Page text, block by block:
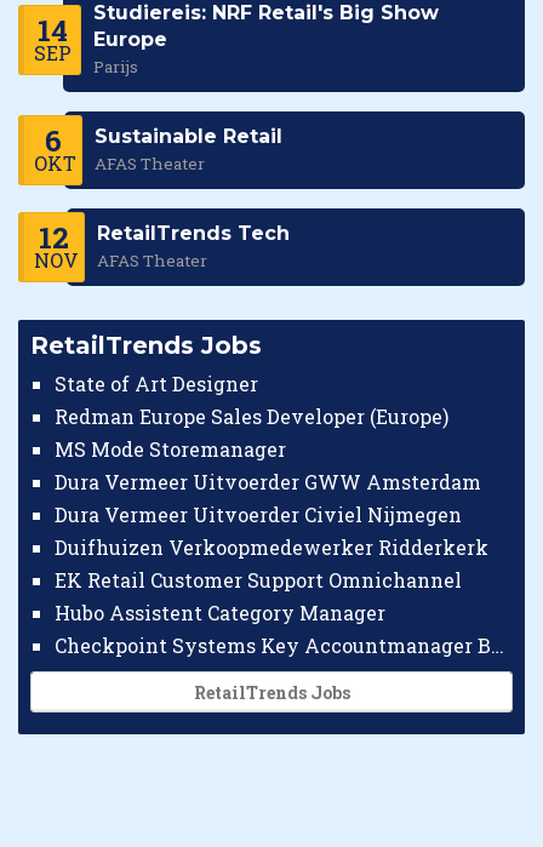
14
SEP
Studiereis: NRF Retail's Big Show
Europe
Parijs
6
OKT
Sustainable Retail
AFAS Theater
12
NOV
RetailTrends Tech
AFAS Theater
RetailTrends Jobs
State of Art Designer
Redman Europe Sales Developer (Europe)
MS Mode Storemanager
Dura Vermeer Uitvoerder GWW Amsterdam
Dura Vermeer Uitvoerder Civiel Nijmegen
Duifhuizen Verkoopmedewerker Ridderkerk
EK Retail Customer Support Omnichannel
Hubo Assistent Category Manager
Checkpoint Systems Key Accountmanager Benelux
RetailTrends Jobs